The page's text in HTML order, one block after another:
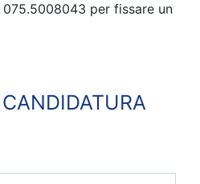
per fissare un